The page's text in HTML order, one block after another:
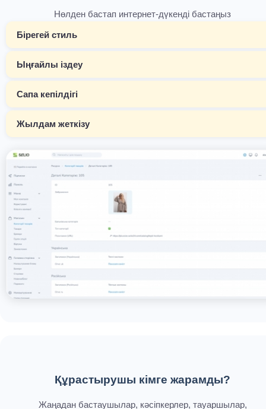
Нөлден бастап интернет-дүкенді бастаңыз
Бірегей стиль
Ыңғайлы іздеу
Сапа кепілдігі
Жылдам жеткізу
Құрастырушы кімге жарамды?
Жаңадан бастаушылар, кәсіпкерлер, тауаршылар,